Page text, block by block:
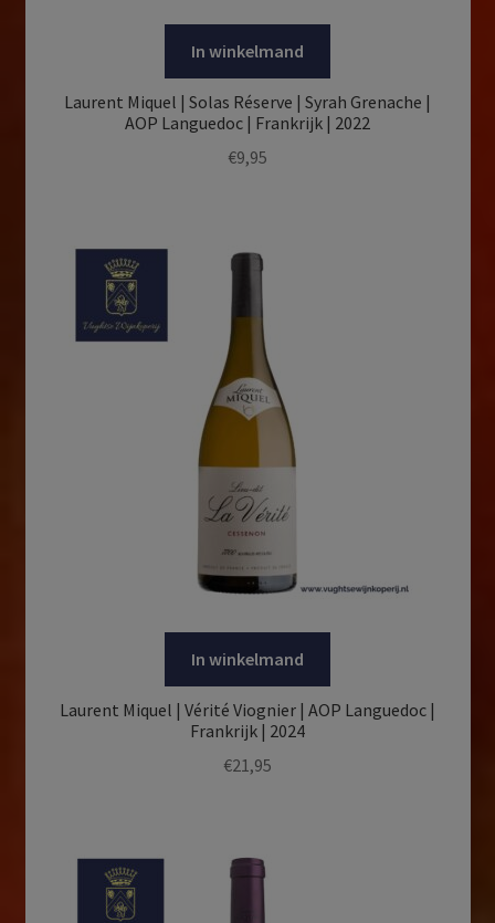
In winkelmand
Laurent Miquel | Solas Réserve | Syrah Grenache |
AOP Languedoc | Frankrijk | 2022
€9,95
In winkelmand
Laurent Miquel | Vérité Viognier | AOP Languedoc |
Frankrijk | 2024
€21,95